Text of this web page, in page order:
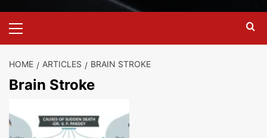
Menu
HOME ARTICLES BRAIN STROKE
Brain Stroke